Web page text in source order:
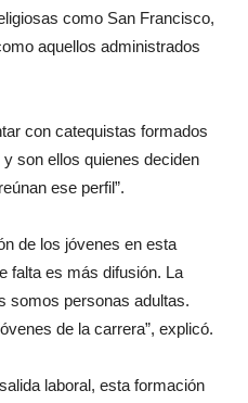
como San Francisco,
aquellos administrados
con catequistas formados
son ellos quienes deciden
ese perfil”.
de los jóvenes en esta
falta es más difusión. La
somos personas adultas.
de la carrera”, explicó.
laboral, esta formación